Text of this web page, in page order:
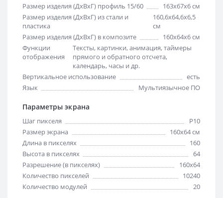
Размер изделия (ДхВхГ) профиль 15/60
163х67х6 см
Размер изделия (ДхВхГ) из стали и
пластика
160,6х64,6х6,5
см
Размер изделия (ДхВхГ) в композите
160х64х6 см
Функции
отображения
Тексты, картинки, анимация, таймеры
прямого и обратного отсчета,
календарь, часы и др.
Вертикальное использование
есть
Язык
Мультиязычное ПО
Параметры экрана
Шаг пикселя
Р10
Размер экрана
160х64 см
Длина в пикселях
160
Высота в пикселях
64
Разрешение (в пикселях)
160x64
Количество пикселей
10240
Количество модулей
20